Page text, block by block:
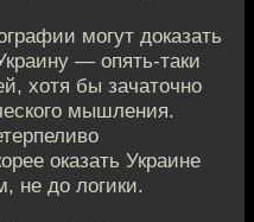
могут доказать
— опять-таки
хотя бы зачаточно
мышления.
оказать Украине
не до логики.